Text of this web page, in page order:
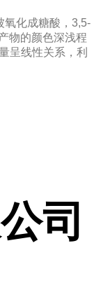
氧化成糖酸，3,5-
物的颜色深浅程
呈线性关系，利
司